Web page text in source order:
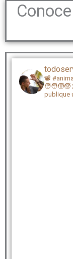
📽️
🧑‍🧑‍🧒‍🧒
publique